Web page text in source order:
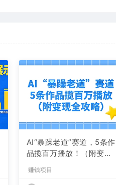
AI“暴躁老道”赛道，5条作
品揽百万播放！（附变现
赚钱项目